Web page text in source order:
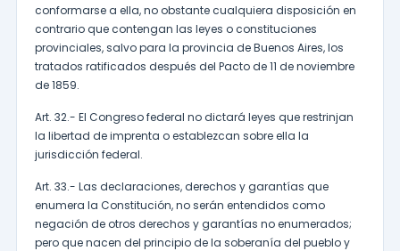
conformarse a ella, no obstante cualquiera disposición en
contrario que contengan las leyes o constituciones
provinciales, salvo para la provincia de Buenos Aires, los
tratados ratificados después del Pacto de 11 de noviembre
de 1859.
Art. 32.- El Congreso federal no dictará leyes que restrinjan
la libertad de imprenta o establezcan sobre ella la
jurisdicción federal.
Art. 33.- Las declaraciones, derechos y garantías que
enumera la Constitución, no serán entendidos como
negación de otros derechos y garantías no enumerados;
pero que nacen del principio de la soberanía del pueblo y